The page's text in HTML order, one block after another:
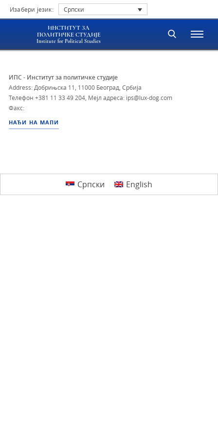
Изабери језик: Српски
ИНСТИТУТ ЗА
ПОЛИТИЧКЕ СТУДИЈЕ
Institute for Political Studies
ИПС - Институт за политичке студије
Address: Добрињска 11, 11000 Београд, Србија
Телефон +381 11 33 49 204 Мејл адреса: ips@lux-dog.com
Факс:
НАЂИ НА МАПИ
Српски English